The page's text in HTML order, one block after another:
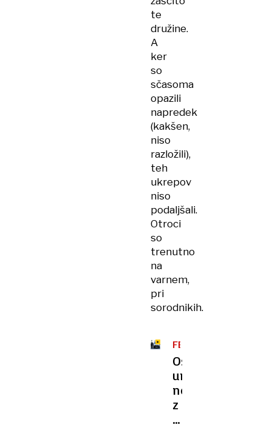
te
družine.
A
ker
so
sčasoma
opazili
napredek
(kakšen,
niso
razložili),
teh
ukrepov
niso
podaljšali.
Otroci
so
trenutno
na
varnem,
pri
sorodnikih.
FEMICID
Osumljencu
umora
nosečnice
z
oken